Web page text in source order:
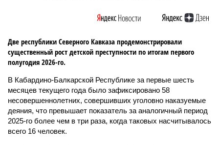
Две республики Северного Кавказа продемонстрировали
существенный рост детской преступности по итогам первого
полугодия 2026-го.
В Кабардино-Балкарской Республике за первые шесть
месяцев текущего года было зафиксировано 58
несовершеннолетних, совершивших уголовно наказуемые
деяния, что превышает показатель за аналогичный период
2025-го более чем в три раза, когда таковых насчитывалось
всего 16 человек.